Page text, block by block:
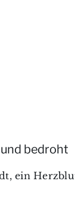
bedroht
ein